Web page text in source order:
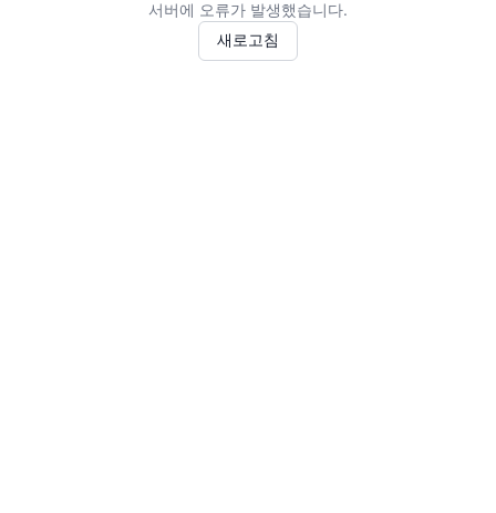
서버에 오류가 발생했습니다.
새로고침